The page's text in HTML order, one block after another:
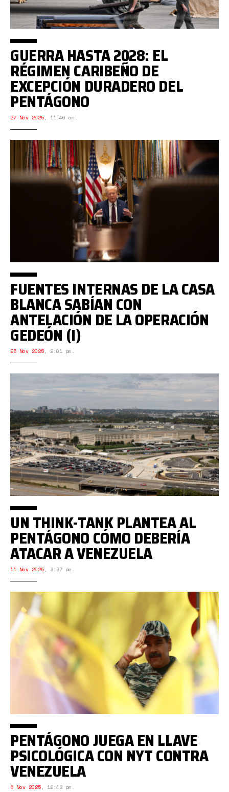
GUERRA HASTA 2028: EL
RÉGIMEN CARIBEÑO DE
EXCEPCIÓN DURADERO DEL
PENTÁGONO
27 Nov 2025, 11:40 am.
FUENTES INTERNAS DE LA CASA
BLANCA SABÍAN CON
ANTELACIÓN DE LA OPERACIÓN
GEDEÓN (I)
25 Nov 2025, 2:01 pm.
UN THINK-TANK PLANTEA AL
PENTÁGONO CÓMO DEBERÍA
ATACAR A VENEZUELA
11 Nov 2025, 3:37 pm.
PENTÁGONO JUEGA EN LLAVE
PSICOLÓGICA CON NYT CONTRA
VENEZUELA
6 Nov 2025, 12:48 pm.